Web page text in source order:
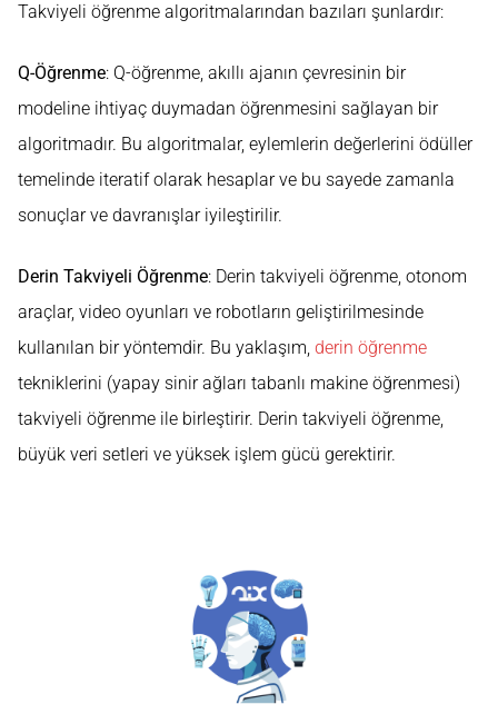
Takviyeli öğrenme algoritmalarından bazıları şunlardır:
Q-Öğrenme: Q-öğrenme, akıllı ajanın çevresinin bir
modeline ihtiyaç duymadan öğrenmesini sağlayan bir
algoritmadır. Bu algoritmalar, eylemlerin değerlerini ödüller
temelinde iteratif olarak hesaplar ve bu sayede zamanla
sonuçlar ve davranışlar iyileştirilir.
Derin Takviyeli Öğrenme: Derin takviyeli öğrenme, otonom
araçlar, video oyunları ve robotların geliştirilmesinde
kullanılan bir yöntemdir. Bu yaklaşım, derin öğrenme
tekniklerini (yapay sinir ağları tabanlı makine öğrenmesi)
takviyeli öğrenme ile birleştirir. Derin takviyeli öğrenme,
büyük veri setleri ve yüksek işlem gücü gerektirir.